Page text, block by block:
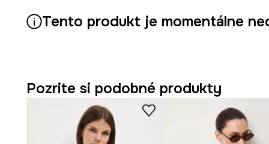
Tento produkt je momentálne
Pozrite si podobné produkty